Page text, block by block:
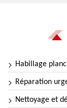
Habillage
Réparation
Nettoyage et